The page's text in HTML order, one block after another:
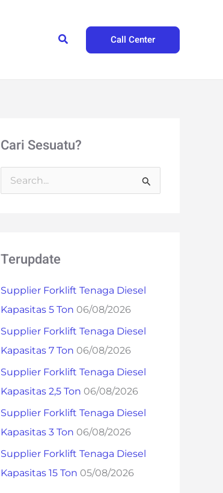
Search Call Center
Cari Sesuatu?
r
:
Terupdate
Supplier Forklift Tenaga Diesel
Kapasitas 5 Ton 06/08/2026
Supplier Forklift Tenaga Diesel
Kapasitas 7 Ton 06/08/2026
Supplier Forklift Tenaga Diesel
Kapasitas 2,5 Ton 06/08/2026
Supplier Forklift Tenaga Diesel
Kapasitas 3 Ton 06/08/2026
Supplier Forklift Tenaga Diesel
Kapasitas 15 Ton 05/08/2026